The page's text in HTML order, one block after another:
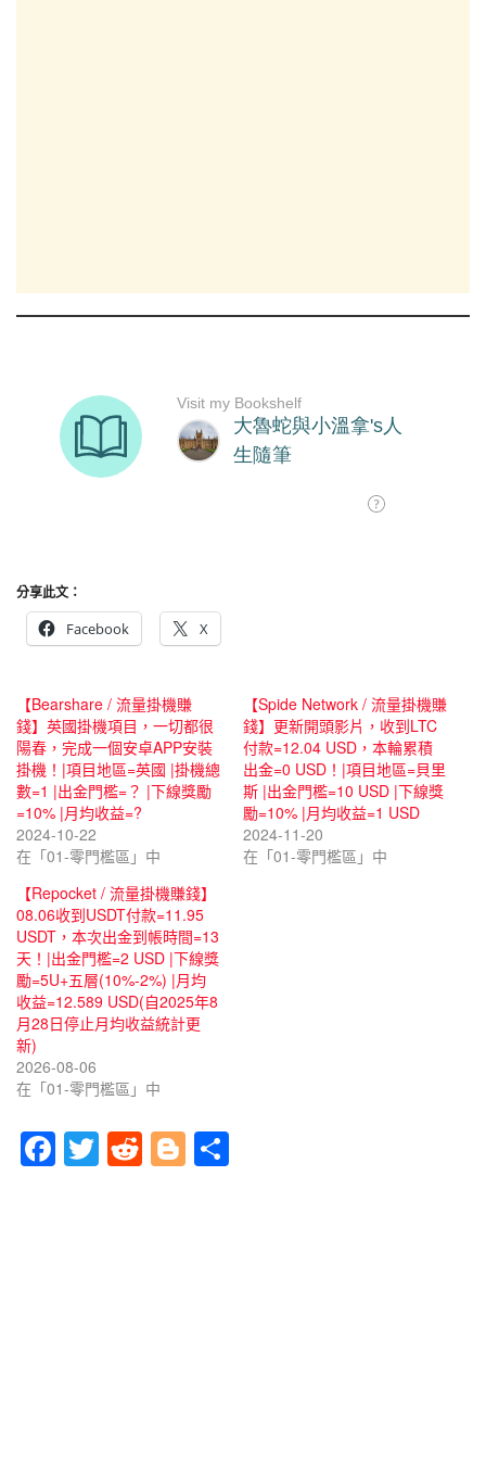
分享此文：
Facebook
X
【Bearshare / 流量掛機賺
錢】英國掛機項目，一切都很
陽春，完成一個安卓APP安裝
掛機！|項目地區=英國 |掛機總
數=1 |出金門檻=？ |下線獎勵
=10% |月均收益=?
2024-10-22
在「01-零門檻區」中
【Spide Network / 流量掛機賺
錢】更新開頭影片，收到LTC
付款=12.04 USD，本輪累積
出金=0 USD！|項目地區=貝里
斯 |出金門檻=10 USD |下線獎
勵=10% |月均收益=1 USD
2024-11-20
在「01-零門檻區」中
【Repocket / 流量掛機賺錢】
08.06收到USDT付款=11.95
USDT，本次出金到帳時間=13
天！|出金門檻=2 USD |下線獎
勵=5U+五層(10%-2%) |月均
收益=12.589 USD(自2025年8
月28日停止月均收益統計更
新)
2026-08-06
在「01-零門檻區」中
F T R Bl